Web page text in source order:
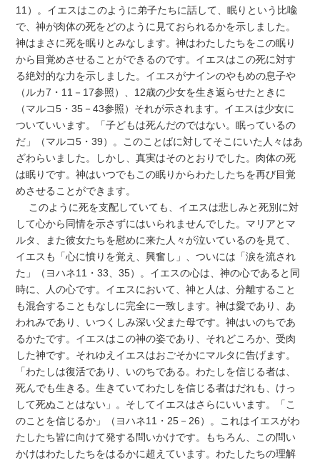
11）。イエスはこのように弟子たちに話して、眠りという比喩
で、神が肉体の死をどのように見ておられるかを示しました。
神はまさに死を眠りとみなします。神はわたしたちをこの眠り
から目覚めさせることができるのです。イエスはこの死に対す
る絶対的な力を示しました。イエスがナインのやもめの息子や
（ルカ7・11－17参照）、12歳の少女を生き返らせたときに
（マルコ5・35－43参照）それが示されます。イエスは少女に
ついていいます。「子どもは死んだのではない。眠っているの
だ」（マルコ5・39）。このことばに対してそこにいた人々はあ
ざわらいました。しかし、真実はそのとおりでした。肉体の死
は眠りです。神はいつでもこの眠りからわたしたちを再び目覚
めさせることができます。
このように死を支配していても、イエスは悲しみと死別に対
して心から同情を示さずにはいられませんでした。マリアとマ
ルタ、また彼女たちを慰めに来た人々が泣いているのを見て、
イエスも「心に憤りを覚え、興奮し」、ついには「涙を流され
た」（ヨハネ11・33、35）。イエスの心は、神の心であると同
時に、人の心です。イエスにおいて、神と人は、分離すること
も混合することもなしに完全に一致します。神は愛であり、あ
われみであり、いつくしみ深い父また母です。神はいのちであ
るかたです。イエスはこの神の姿であり、それどころか、受肉
した神です。それゆえイエスはおごそかにマルタに告げます。
「わたしは復活であり、いのちである。わたしを信じる者は、
死んでも生きる。生きていてわたしを信じる者はだれも、けっ
して死ぬことはない」。そしてイエスはさらにいいます。「こ
のことを信じるか」（ヨハネ11・25－26）。これはイエスがわ
たしたち皆に向けて発する問いかけです。もちろん、この問い
かけはわたしたちをはるかに超えています。わたしたちの理解